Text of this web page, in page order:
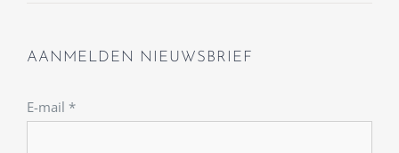
AANMELDEN NIEUWSBRIEF
E-mail *